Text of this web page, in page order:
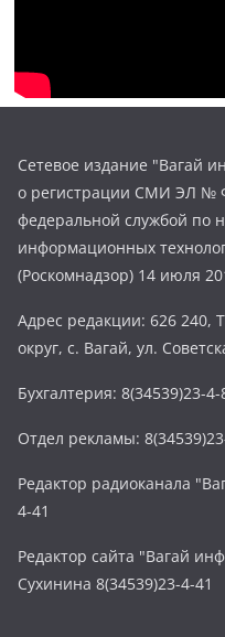
Сетевое издание "Вагай
о регистрации СМИ ЭЛ №
федеральной службой по
информационных
(Роскомнадзор) 14 июля
Адрес редакции: 626 240,
округ, с. Вагай, ул.
Бухгалтерия: 8(34539)23-4-
Отдел рекламы:
Редактор радиоканала
4-41
Редактор сайта "Вагай
Сухинина 8(34539)23-4-41